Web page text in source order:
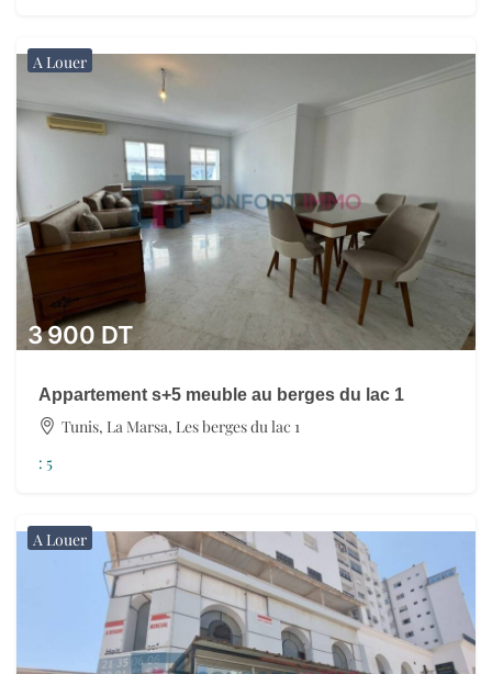
A Louer
3 900 DT
Appartement s+5 meuble au berges du lac 1
Tunis, La Marsa, Les berges du lac 1
: 5
A Louer